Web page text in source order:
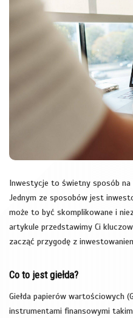
Inwestycje to świetny sposób na
Jednym ze sposobów jest
może to być skomplikowane i
artykule przedstawimy Ci
zacząć przygodę z
Co to jest giełda?
Giełda papierów wartościowych
instrumentami finansowymi